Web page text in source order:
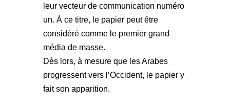
leur vecteur de communication numéro
un. À ce titre, le papier peut être
considéré comme le premier grand
média de masse.
Dès lors, à mesure que les Arabes
progressent vers l’Occident, le papier y
fait son apparition.